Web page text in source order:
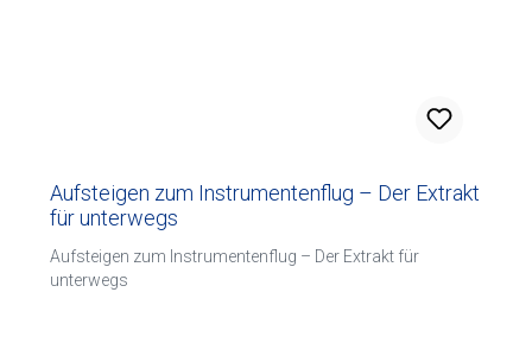
Aufsteigen zum Instrumentenflug – Der Extrakt
für unterwegs
Aufsteigen zum Instrumentenflug – Der Extrakt für
unterwegs